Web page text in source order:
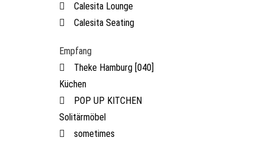
Calesita Lounge
Calesita Seating
Empfang
Theke Hamburg [040]
Küchen
POP UP KITCHEN
Solitärmöbel
sometimes